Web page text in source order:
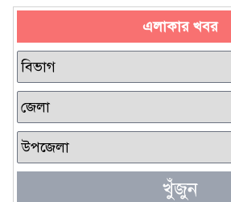
এলাকার খবর
খুঁজুন